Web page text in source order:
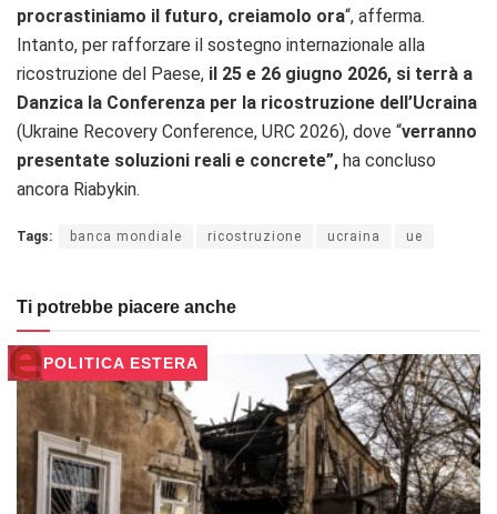
procrastiniamo il futuro, creiamolo ora“, afferma.
Intanto, per rafforzare il sostegno internazionale alla
ricostruzione del Paese, il 25 e 26 giugno 2026, si terrà a
Danzica la Conferenza per la ricostruzione dell’Ucraina
(Ukraine Recovery Conference, URC 2026), dove “verranno
presentate soluzioni reali e concrete”, ha concluso
ancora Riabykin.
Tags: banca mondiale ricostruzione ucraina ue
Ti potrebbe piacere anche
POLITICA ESTERA